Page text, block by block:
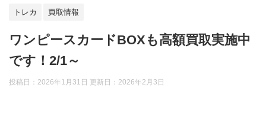
トレカ 買取情報
ワンピースカードBOXも高額買取実施中
です！2/1～
投稿日：2026年1月31日 更新日： 2026年2月3日